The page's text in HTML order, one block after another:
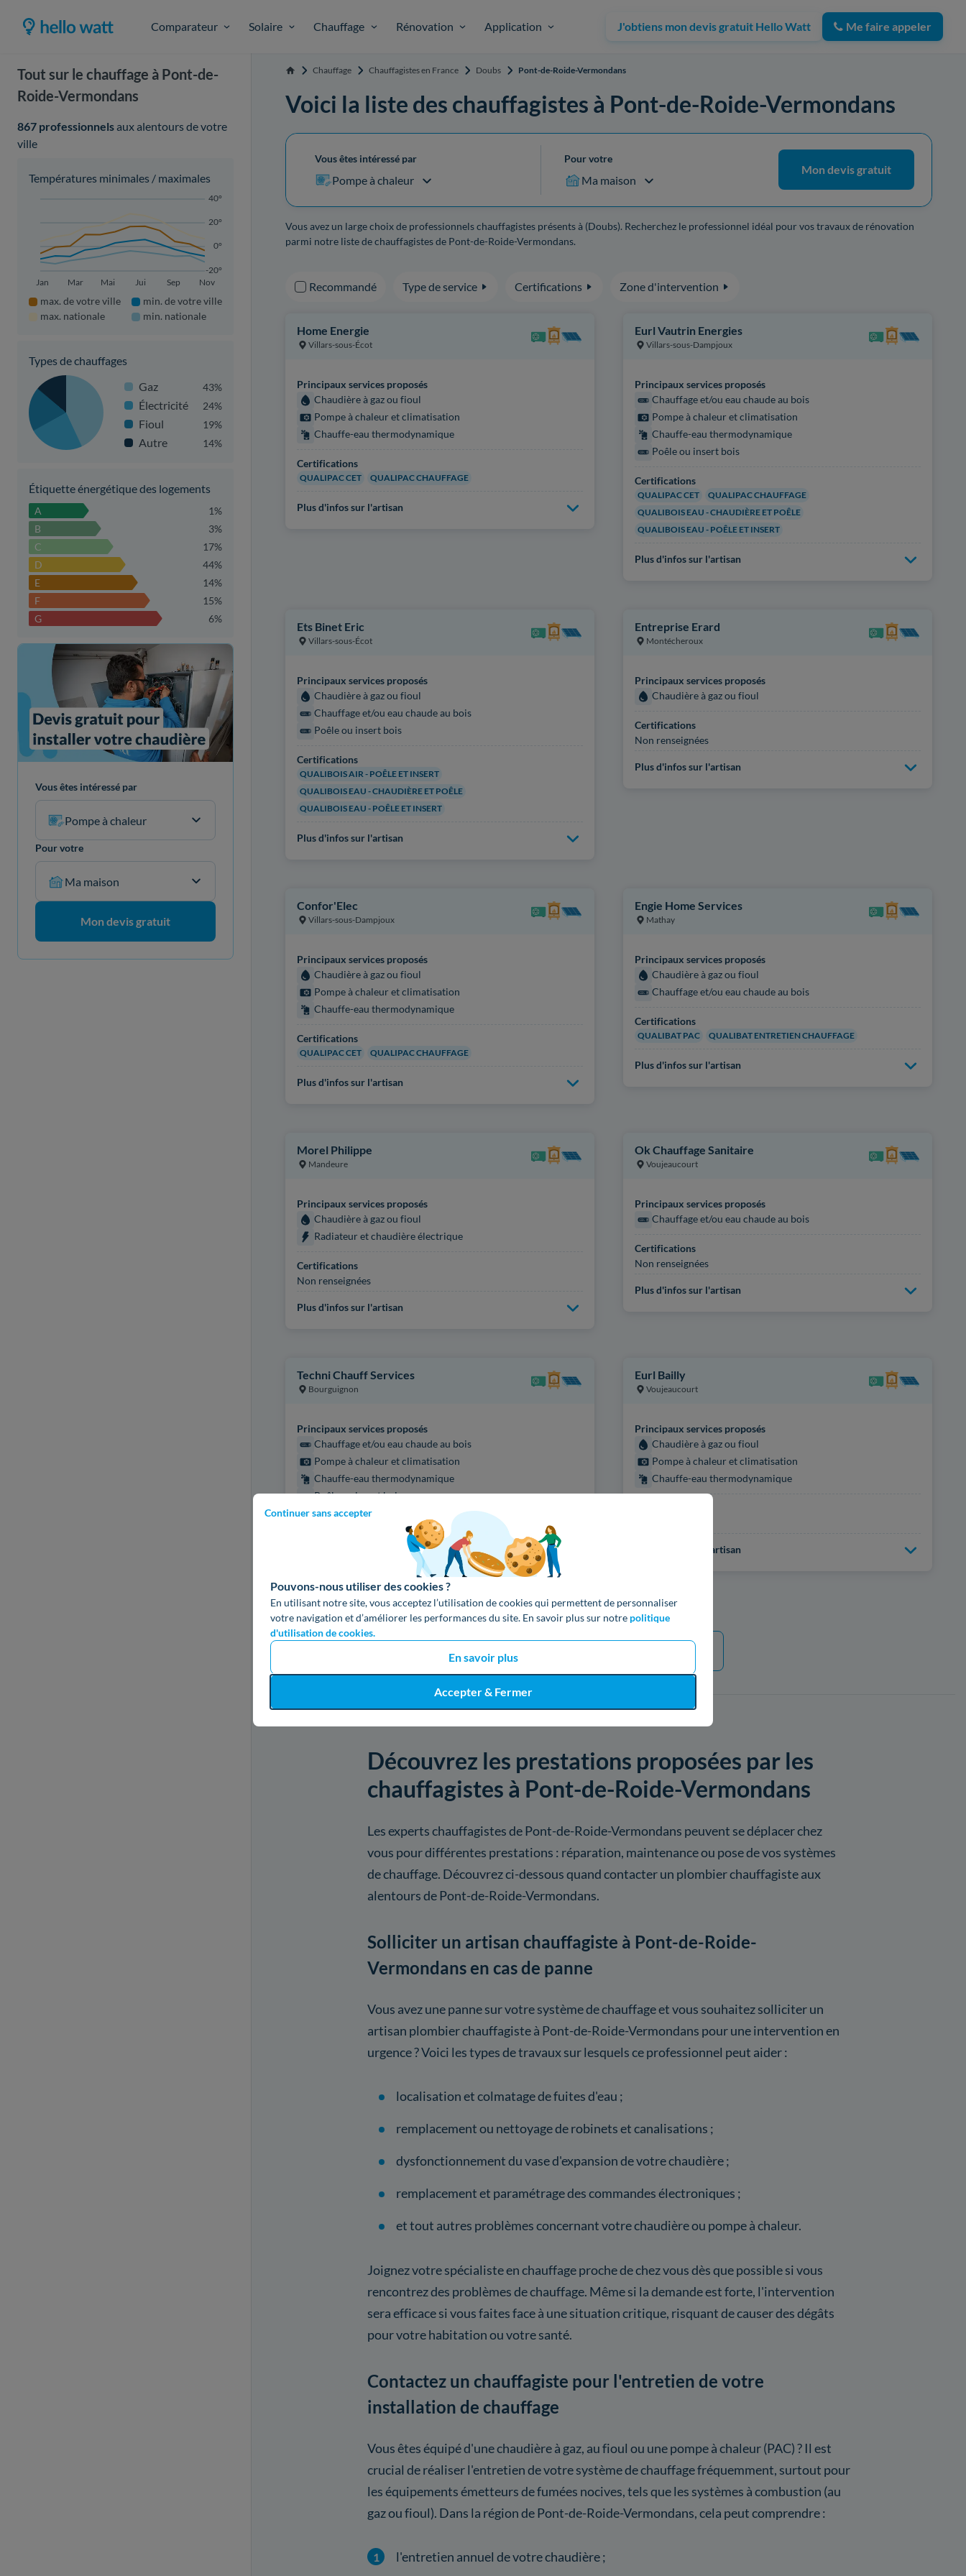
Comparateur Solaire Chauffage Rénovation Application J'obtiens mon devis gratuit Hello Watt Me faire appeler
Continuer sans accepter
Pouvons-nous utiliser des cookies ?
En utilisant notre site, vous acceptez l’utilisation de cookies qui permettent de personnaliser
votre navigation et d’améliorer les performances du site. En savoir plus sur notre politique
d'utilisation de cookies.
En savoir plus
Accepter & Fermer
Tout sur le chauffage à Pont-de-
Roide-Vermondans
867 professionnelsaux alentours de votre
ville
Températures minimales / maximales
-20°
0°
20°
40°
Jan Mar Mai Jui Sep Nov
max. de votre ville
max. nationale
min. de votre ville
min. nationale
Types de chauffages
Gaz
43%
Électricité 24%
Fioul 19%
Autre 14%
Étiquette énergétique des logements
A
1%
B
3%
C
17%
D
44%
E
14%
F
15%
G
6%
Vous êtes intéressé par
Pompe à chaleur
Pour votre
Ma maison
Mon devis gratuit
Accueil Chauffage Chauffagistes en France Doubs Pont-de-Roide-Vermondans
Voici la liste des chauffagistes à Pont-de-Roide-Vermondans
Vous êtes intéressé par
Pompe à chaleur
Pour votre
Ma maison
Mon devis gratuit
Vous avez un large choix de professionnels chauffagistes présents à (Doubs). Recherchez le professionnel idéal pour vos travaux de rénovation
parmi notre liste de chauffagistes de Pont-de-Roide-Vermondans.
Recommandé Type de service Certifications Zone d'intervention
Home Energie
Villars-sous-Écot
Principaux services proposés
Chaudière à gaz ou fioul
Pompe à chaleur et climatisation
Chauffe-eau thermodynamique
Certifications
QUALIPAC CET QUALIPAC CHAUFFAGE
Plus d'infos sur l'artisan
Eurl Vautrin Energies
Villars-sous-Dampjoux
Principaux services proposés
Chauffage et/ou eau chaude au bois
Pompe à chaleur et climatisation
Chauffe-eau thermodynamique
Poêle ou insert bois
Certifications
QUALIPAC CET
QUALIPAC CHAUFFAGE
QUALIBOIS EAU - CHAUDIÈRE ET POÊLE
QUALIBOIS EAU - POÊLE ET INSERT
Plus d'infos sur l'artisan
Ets Binet Eric
Villars-sous-Écot
Principaux services proposés
Chaudière à gaz ou fioul
Chauffage et/ou eau chaude au bois
Poêle ou insert bois
Certifications
QUALIBOIS AIR - POÊLE ET INSERT
QUALIBOIS EAU - CHAUDIÈRE ET POÊLE
QUALIBOIS EAU - POÊLE ET INSERT
Plus d'infos sur l'artisan
Entreprise Erard
Montécheroux
Principaux services proposés
Chaudière à gaz ou fioul
Certifications
Non renseignées
Plus d'infos sur l'artisan
Confor'Elec
Villars-sous-Dampjoux
Principaux services proposés
Chaudière à gaz ou fioul
Pompe à chaleur et climatisation
Chauffe-eau thermodynamique
Certifications
QUALIPAC CET QUALIPAC CHAUFFAGE
Plus d'infos sur l'artisan
Engie Home Services
Mathay
Principaux services proposés
Chaudière à gaz ou fioul
Chauffage et/ou eau chaude au bois
Certifications
QUALIBAT PAC QUALIBAT ENTRETIEN CHAUFFAGE
Plus d'infos sur l'artisan
Morel Philippe
Mandeure
Principaux services proposés
Chaudière à gaz ou fioul
Radiateur et chaudière électrique
Certifications
Non renseignées
Plus d'infos sur l'artisan
Ok Chauffage Sanitaire
Voujeaucourt
Principaux services proposés
Chauffage et/ou eau chaude au bois
Certifications
Non renseignées
Plus d'infos sur l'artisan
Techni Chauff Services
Bourguignon
Principaux services proposés
Chauffage et/ou eau chaude au bois
Pompe à chaleur et climatisation
Chauffe-eau thermodynamique
Poêle ou insert bois
QUALIBOIS EAU - CHAUDIÈRE ET POÊLE
QUALIBOIS EAU - POÊLE ET INSERT
Plus d'infos sur l'artisan
Eurl Bailly
Voujeaucourt
Principaux services proposés
Chaudière à gaz ou fioul
Pompe à chaleur et climatisation
Chauffe-eau thermodynamique
Plus d'infos sur l'artisan
Découvrez les prestations proposées par les
chauffagistes à Pont-de-Roide-Vermondans
Les experts chauffagistes de Pont-de-Roide-Vermondans peuvent se déplacer chez
vous pour différentes prestations : réparation, maintenance ou pose de vos systèmes
de chauffage. Découvrez ci-dessous quand contacter un plombier chauffagiste aux
alentours de Pont-de-Roide-Vermondans.
Solliciter un artisan chauffagiste à Pont-de-Roide-
Vermondans en cas de panne
Vous avez une panne sur votre système de chauffage et vous souhaitez solliciter un
artisan plombier chauffagiste à Pont-de-Roide-Vermondans pour une intervention en
urgence ? Voici les types de travaux sur lesquels ce professionnel peut aider :
localisation et colmatage de fuites d'eau ;
remplacement ou nettoyage de robinets et canalisations ;
dysfonctionnement du vase d'expansion de votre chaudière ;
remplacement et paramétrage des commandes électroniques ;
et tout autres problèmes concernant votre chaudière ou pompe à chaleur.
Joignez votre spécialiste en chauffage proche de chez vous dès que possible si vous
rencontrez des problèmes de chauffage. Même si la demande est forte, l'intervention
sera efficace si vous faites face à une situation critique, risquant de causer des dégâts
pour votre habitation ou votre santé.
Contactez un chauffagiste pour l'entretien de votre
installation de chauffage
Vous êtes équipé d'une chaudière à gaz, au fioul ou une pompe à chaleur (PAC) ? Il est
crucial de réaliser l'entretien de votre système de chauffage fréquemment, surtout pour
les équipements émetteurs de fumées nocives, tels que les systèmes à combustion (au
gaz ou fioul). Dans la région de Pont-de-Roide-Vermondans, cela peut comprendre :
l'entretien annuel de votre chaudière ;